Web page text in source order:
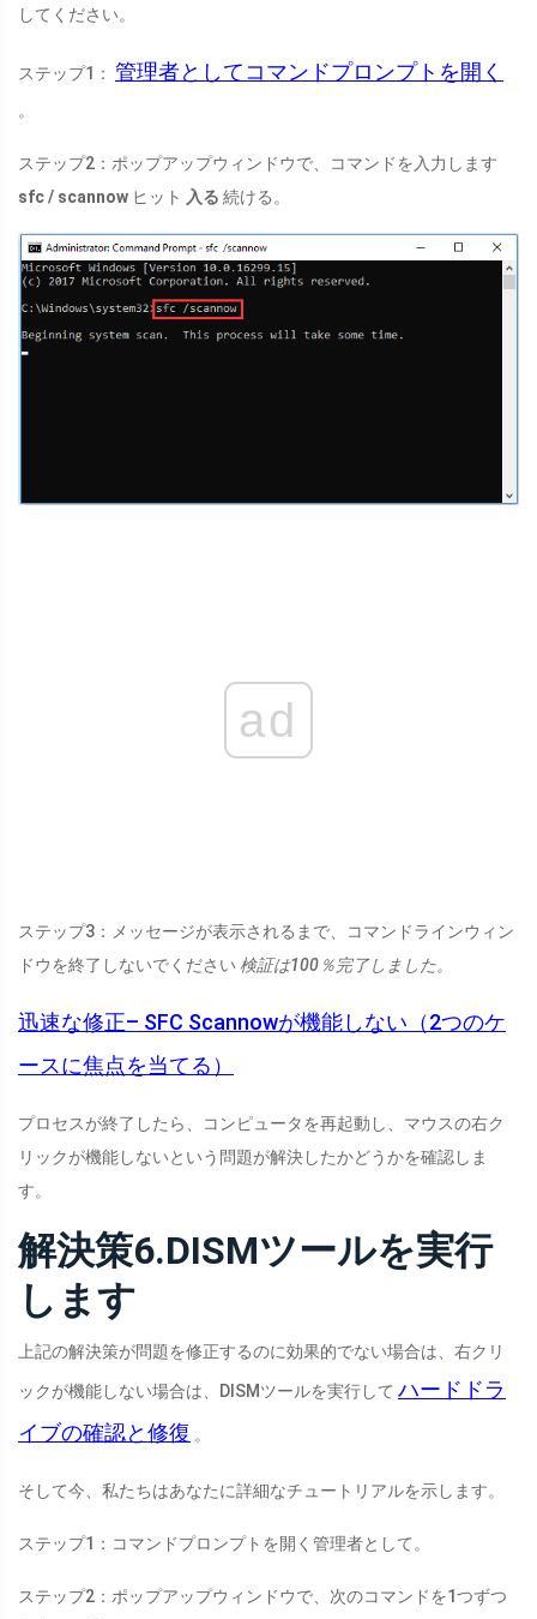
してください。
ステップ1： 管理者としてコマンドプロンプトを開く
。
ステップ2：ポップアップウィンドウで、コマンドを入力します
sfc / scannow ヒット 入る 続ける。
ad
ステップ3：メッセージが表示されるまで、コマンドラインウィン
ドウを終了しないでください 検証は100％完了しました。
迅速な修正– SFC Scannowが機能しない（2つのケ
ースに焦点を当てる）
プロセスが終了したら、コンピュータを再起動し、マウスの右ク
リックが機能しないという問題が解決したかどうかを確認しま
す。
解決策6.DISMツールを実行
します
上記の解決策が問題を修正するのに効果的でない場合は、右クリ
ックが機能しない場合は、DISMツールを実行して ハードドラ
イブの確認と修復 。
そして今、私たちはあなたに詳細なチュートリアルを示します。
ステップ1： コマンドプロンプトを開く 管理者として。
ステップ2：ポップアップウィンドウで、次のコマンドを1つずつ